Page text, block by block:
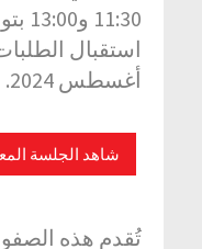
أغسطس 2024.
شاهد الجلسة
تُقدم هذه